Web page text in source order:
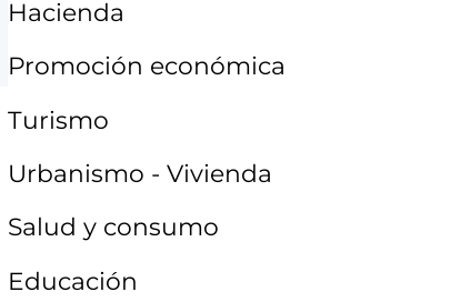
Hacienda
Promoción económica
Turismo
Urbanismo - Vivienda
Salud y consumo
Educación